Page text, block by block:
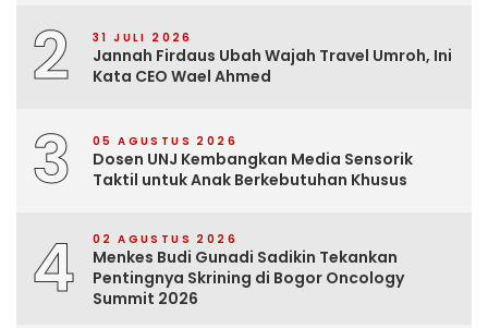
2 31 JULI 2026
Jannah Firdaus Ubah Wajah Travel Umroh, Ini
Kata CEO Wael Ahmed
3 05 AGUSTUS 2026
Dosen UNJ Kembangkan Media Sensorik
Taktil untuk Anak Berkebutuhan Khusus
4 02 AGUSTUS 2026
Menkes Budi Gunadi Sadikin Tekankan
Pentingnya Skrining di Bogor Oncology
Summit 2026